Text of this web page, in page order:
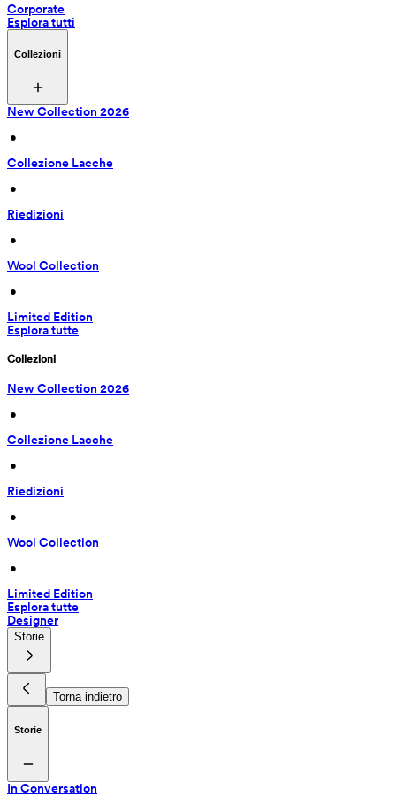
Corporate
Esplora tutti
Collezioni
New Collection 2026
•
Collezione Lacche
•
Riedizioni
•
Wool Collection
•
Limited Edition
Esplora tutte
Collezioni
New Collection 2026
•
Collezione Lacche
•
Riedizioni
•
Wool Collection
•
Limited Edition
Esplora tutte
Designer
Storie
Torna indietro
Storie
In Conversation